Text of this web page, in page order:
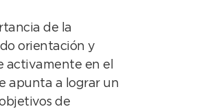
de la
orientación y
activamente en el
apunta a lograr un
de